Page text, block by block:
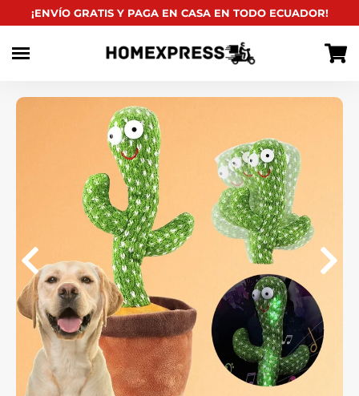
directamente
¡ENVÍO GRATIS Y PAGA EN CASA EN TODO ECUADOR!